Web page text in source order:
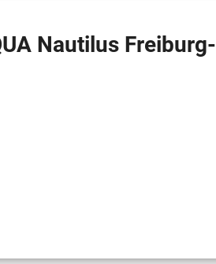
Nautilus Freiburg-